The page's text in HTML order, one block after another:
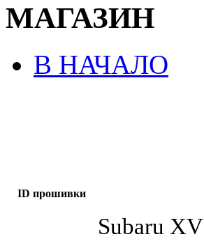
МАГАЗИН
В НАЧАЛО
ID прошивки
Subaru XV